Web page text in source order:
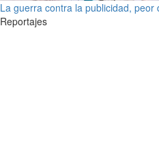
La guerra contra la publicidad, peor
Reportajes